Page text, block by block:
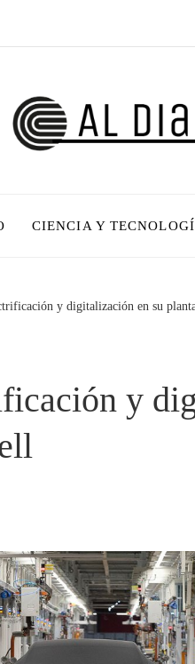
CIENCIA Y
y digitalización en su
y